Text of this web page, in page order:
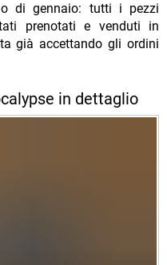
di gennaio: tutti i pezzi
prenotati e venduti in
già accettando gli ordini
in dettaglio